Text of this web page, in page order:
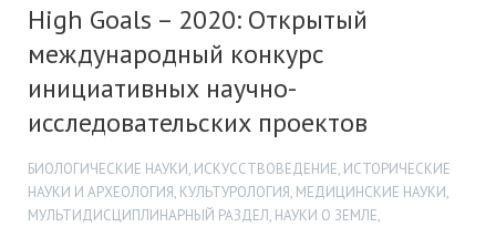
High Goals – 2020: Открытый
международный конкурс
инициативных научно-
исследовательских проектов
БИОЛОГИЧЕСКИЕ НАУКИ, ИСКУССТВОВЕДЕНИЕ, ИСТОРИЧЕСКИЕ
НАУКИ И АРХЕОЛОГИЯ, КУЛЬТУРОЛОГИЯ, МЕДИЦИНСКИЕ НАУКИ,
МУЛЬТИДИСЦИПЛИНАРНЫЙ РАЗДЕЛ, НАУКИ О ЗЕМЛЕ,